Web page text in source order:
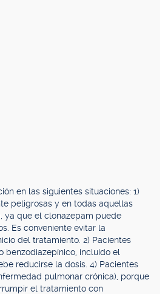
en las siguientes situaciones: 1)
peligrosas y en todas aquellas
ya que el clonazepam puede
Es conveniente evitar la
del tratamiento. 2) Pacientes
benzodiazepínico, incluido el
reducirse la dosis. 4) Pacientes
pulmonar crónica), porque
el tratamiento con